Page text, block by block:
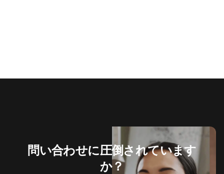
問い合わせに圧倒されています
か？